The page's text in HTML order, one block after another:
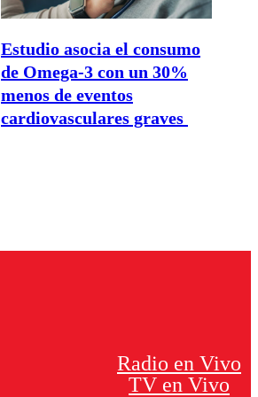
Estudio asocia el consumo
de Omega-3 con un 30%
menos de eventos
cardiovasculares graves
Radio en Vivo
TV en Vivo